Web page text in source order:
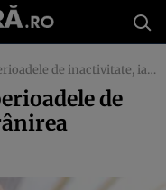
iar îmbătrânirea agravează acest lucru
de